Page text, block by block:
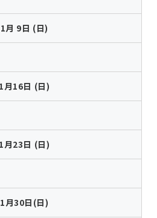
月 9日 (日)
月16日 (日)
月23日 (日)
月30日(日)